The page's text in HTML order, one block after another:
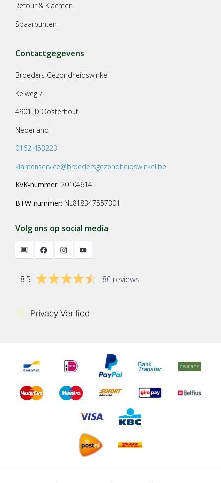
Retour & Klachten
Spaarpunten
Contactgegevens
Broeders Gezondheidswinkel
Keiweg 7
4901 JD Oosterhout
Nederland
0162-453223
klantenservice@broedersgezondheidswinkel.be
KvK-nummer: 20104614
BTW-nummer: NL818347557B01
Volg ons op social media
8.5 80 reviews